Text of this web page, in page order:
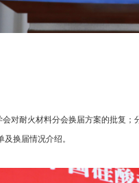
耐火材料分会换届方案的批复；
换届情况介绍。